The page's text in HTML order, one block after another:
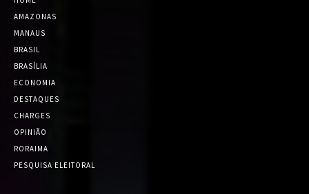
AMAZONAS
MANAUS
BRASIL
BRASÍLIA
ECONOMIA
DESTAQUES
CHARGES
OPINIÃO
RORAIMA
PESQUISA ELEITORAL